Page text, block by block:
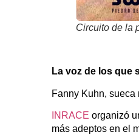
Circuito de la
La voz de los que
Fanny Kuhn,
INRACE organizó
más adeptos en el